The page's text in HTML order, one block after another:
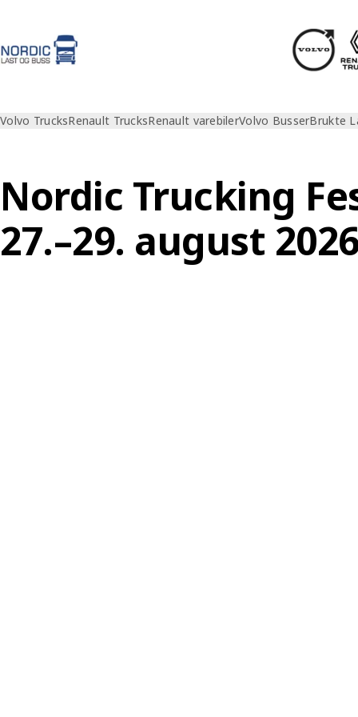
Volvo TrucksRenault TrucksRenault varebilerVolvo BusserBrukte
Nordic Trucking
27.–29. august